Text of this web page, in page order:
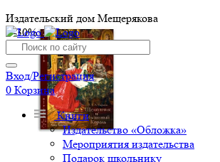
Издательский дом Мещерякова
Вход/Регистрация
0 Корзина
Книги
Издательство «Обложка»
Мероприятия издательства
Подарок школьнику
-30%